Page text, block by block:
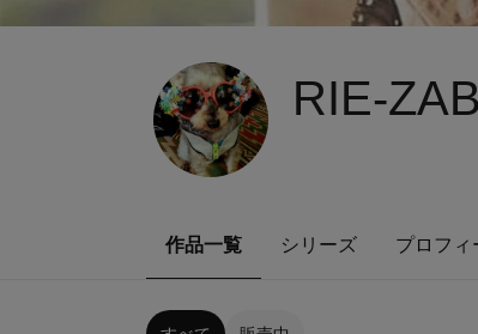
RIE-
作品一覧 シリーズ プロフィ